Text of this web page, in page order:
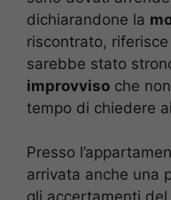
dichiarandone la
riscontrato, riferisce
sarebbe stato
improvviso che
tempo di chiedere
Presso
arrivata anche una